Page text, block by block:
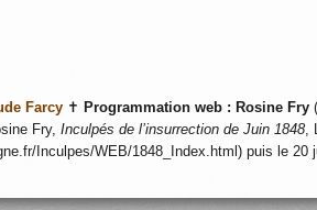
Farcy✝ Programmation web : Rosine Fry
Fry, Inculpés de l’insurrection de Juin 1848,
Inculpes/WEB/1848_Index.html) puis le 20